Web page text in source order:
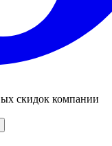
скидок компании